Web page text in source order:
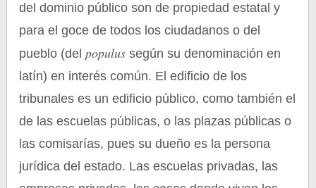
del dominio público son de propiedad estatal y
para el goce de todos los ciudadanos o del
pueblo (delpopulus según su denominación en
latín) en interés común. El edificio de los
tribunales es un edificio público, como también el
de las escuelas públicas, o las plazas públicas o
las comisarías, pues su dueño es la persona
jurídica del estado. Las escuelas privadas, las